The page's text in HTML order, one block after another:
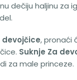
dečiju haljinu za
devojčice, pronaći
Suknje Za
za male princeze.